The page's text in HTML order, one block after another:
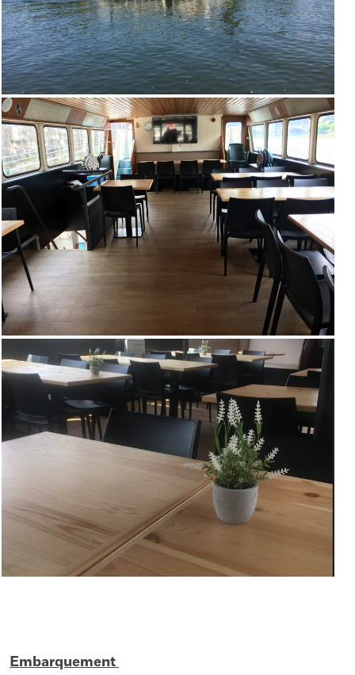
Embarquement